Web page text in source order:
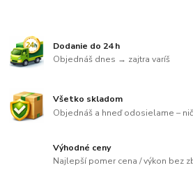
Dodanie do 24 h
Objednáš dnes → zajtra varíš
Všetko skladom
Objednáš a hneď odosielame –
Výhodné ceny
Najlepší pomer cena / výkon bez